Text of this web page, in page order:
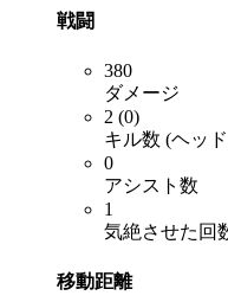
戦闘
380
ダメージ
2 (0)
キル数 (ヘッ
0
アシスト数
1
気絶させた回
移動距離